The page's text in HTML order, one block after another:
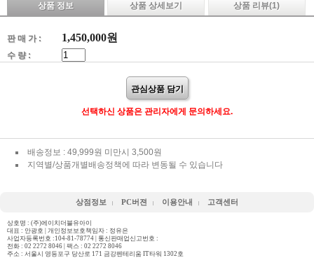
상품 정보 상품 상세보기 상품 리뷰(1)
판 매 가 : 1,450,000원
수 량 :
관심상품 담기
선택하신 상품은 관리자에게 문의하세요.
배송정보 : 49,999원 미만시 3,500원
지역별/상품개별배송정책에 따라 변동될 수 있습니다
상점정보 PC버젼 이용안내 고객센터
상호명 : (주)에이치더블유아이
대표 : 안광호 | 개인정보보호책임자 : 정유은
사업자등록번호 :104-81-78774 | 통신판매업신고번호 :
전화 : 02 2272 8046 | 팩스 : 02 2272 8046
주소 : 서울시 영등포구 당산로 171 금강펜테리움 IT타워 1302호